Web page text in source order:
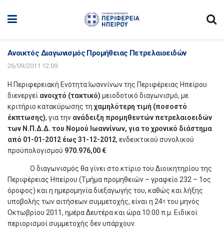
Ανοικτός Διαγωνισμός Προμήθειας Πετρελαιοειδών
26/09/2011 12:09
Η Περιφερειακή Ενότητα Ιωαννίνων της Περιφέρειας Ηπείρου
διενεργεί ανοιχτό (τακτικό) μειοδοτικό διαγωνισμό, με
κριτήριο κατακύρωσης τηχαμηλότερη τιμή (ποσοστό
έκπτωσης), για την ανάδειξη προμηθευτών πετρελαιοειδών
των Ν.Π.Δ.Δ. του Νομού Ιωαννίνων, για το χρονικό διάστημα
από 01-01-2012 έως 31-12-2012, ενδεικτικού συνολικού
προϋπολογισμού 970.976,00 €
Ο διαγωνισμός θα γίνει στο κτίριο του Διοικητηρίου της
Περιφέρειας Ηπείρου (Τμήμα προμηθειών – γραφείο 232 – 1ος
όροφος) και η ημερομηνία διεξαγωγής του, καθώς και λήξης
υποβολής των αιτήσεων συμμετοχής, είναι η 24η του μηνός
Οκτωβρίου 2011, ημέρα Δευτέρα και ώρα 10:00 π.μ. Ειδικοί
περιορισμοί συμμετοχής δεν υπάρχουν.